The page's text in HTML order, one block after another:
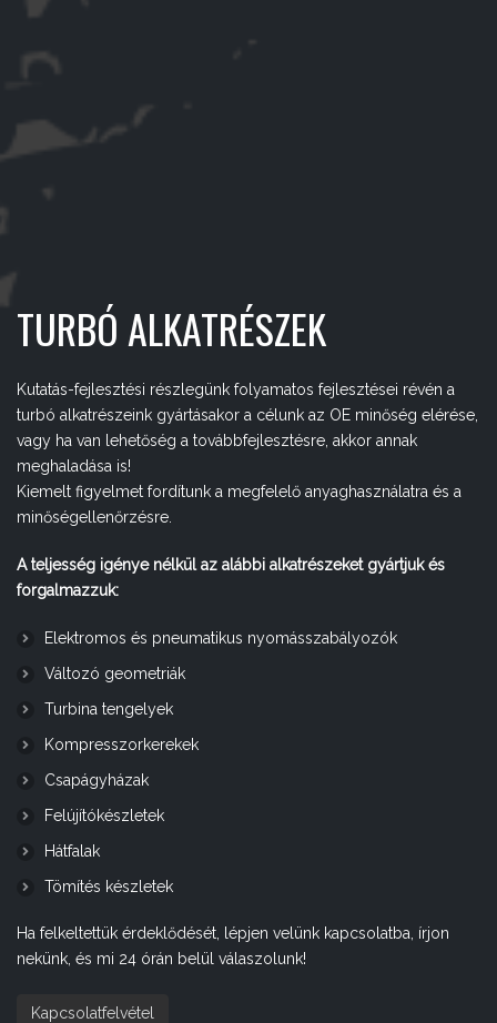
TURBÓ ALKATRÉSZEK
Kutatás-fejlesztési részlegünk folyamatos fejlesztései révén a
turbó alkatrészeink gyártásakor a célunk az OE minőség elérése,
vagy ha van lehetőség a továbbfejlesztésre, akkor annak
meghaladása is!
Kiemelt figyelmet fordítunk a megfelelő anyaghasználatra és a
minőségellenőrzésre.
A teljesség igénye nélkül az alábbi alkatrészeket gyártjuk és
forgalmazzuk:
Elektromos és pneumatikus nyomásszabályozók
Változó geometriák
Turbina tengelyek
Kompresszorkerekek
Csapágyházak
Felújítókészletek
Hátfalak
Tömítés készletek
Ha felkeltettük érdeklődését, lépjen velünk kapcsolatba, írjon
nekünk, és mi 24 órán belül válaszolunk!
Kapcsolatfelvétel